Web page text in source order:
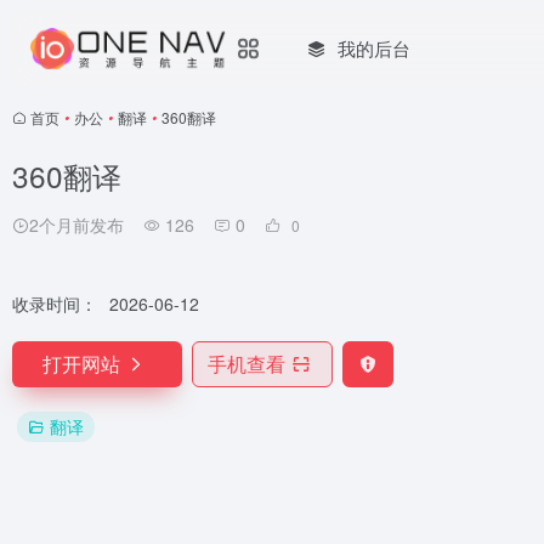
我的后台
首页 • 办公 • 翻译 • 360翻译
360翻译
2个月前发布 126 0 0
收录时间： 2026-06-12
打开网站 手机查看
翻译